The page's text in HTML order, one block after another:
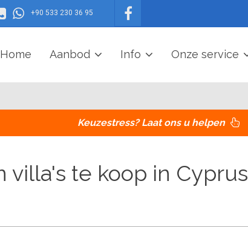
+90 533 230 36 95
Home Aanbod Info Onze service
Keuzestress? Laat ons u helpen
te koop in Cyprus